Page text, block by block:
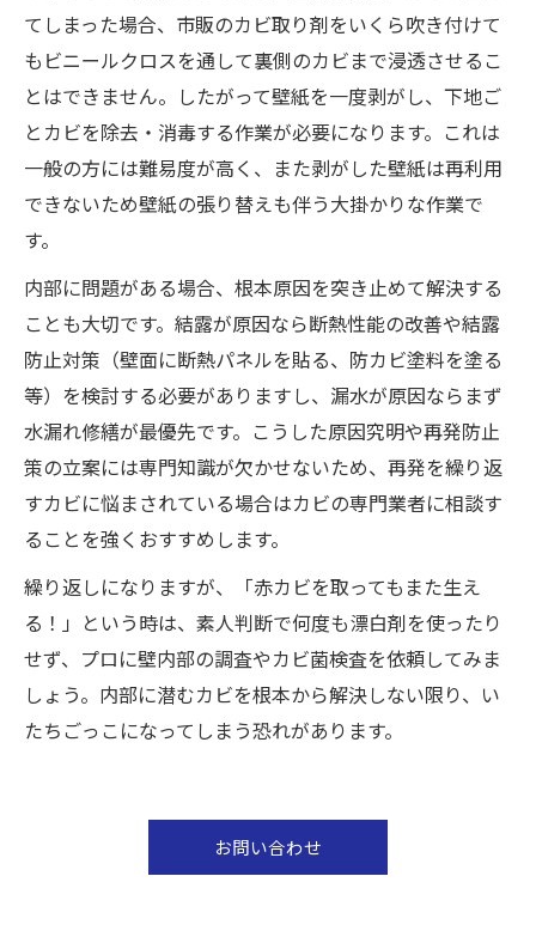
てしまった場合、市販のカビ取り剤をいくら吹き付けて
もビニールクロスを通して裏側のカビまで浸透させるこ
とはできません。したがって壁紙を一度剥がし、下地ご
とカビを除去・消毒する作業が必要になります。これは
一般の方には難易度が高く、また剥がした壁紙は再利用
できないため壁紙の張り替えも伴う大掛かりな作業で
す。
内部に問題がある場合、根本原因を突き止めて解決する
ことも大切です。結露が原因なら断熱性能の改善や結露
防止対策（壁面に断熱パネルを貼る、防カビ塗料を塗る
等）を検討する必要がありますし、漏水が原因ならまず
水漏れ修繕が最優先です。こうした原因究明や再発防止
策の立案には専門知識が欠かせないため、再発を繰り返
すカビに悩まされている場合はカビの専門業者に相談す
ることを強くおすすめします。
繰り返しになりますが、「赤カビを取ってもまた生え
る！」という時は、素人判断で何度も漂白剤を使ったり
せず、プロに壁内部の調査やカビ菌検査を依頼してみま
しょう。内部に潜むカビを根本から解決しない限り、い
たちごっこになってしまう恐れがあります。
お問い合わせ